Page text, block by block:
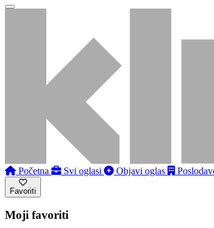
Početna Svi oglasi Objavi oglas
Favoriti
Moji favoriti